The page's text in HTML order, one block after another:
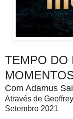
TEMPO DO
Com Adamus
Através de
Setembro 2021